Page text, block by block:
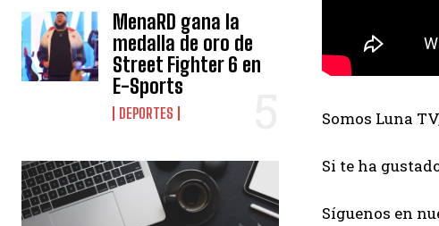
MenaRD gana la
medalla de oro de
Street Fighter 6 en
E-Sports
DEPORTES Somos Luna
Si te ha
Síguenos en